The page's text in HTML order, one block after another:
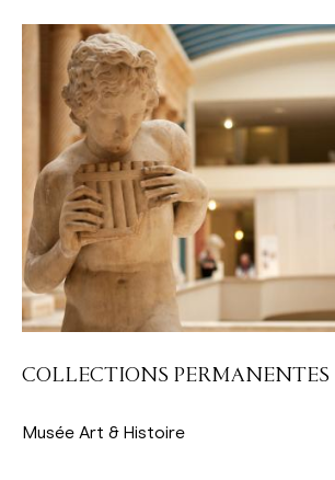
COLLECTIONS PERMANENTES
Musée Art & Histoire